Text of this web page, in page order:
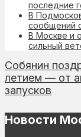
последние
В
сообщений
В Москве и
сильный
Собянин
летием — от
запусков
Новости